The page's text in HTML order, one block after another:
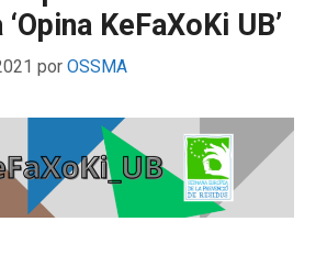
KeFaXoKi UB’
por OSSMA